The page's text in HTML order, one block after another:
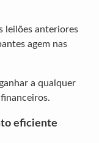
leilões anteriores
agem nas
a qualquer
eficiente